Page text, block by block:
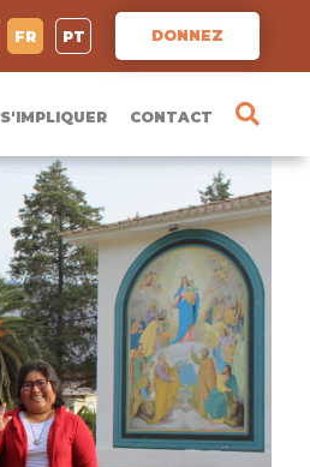
FR PT DONNEZ
S'IMPLIQUER CONTACT